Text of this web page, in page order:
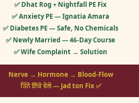
✅ Dhat Rog + Nightfall PE Fix
✅ Anxiety PE — Ignatia Amara
✅ Diabetes PE — Safe, No Chemicals
✅ Newly Married — 46-Day Course
✅ Wife Complaint → Solution
Nerve → Hormone → Blood-Flow
ਤਿੰਨੇ ਇੱਕੋ ਵੇਲੇ — Jad ton Fix ✅